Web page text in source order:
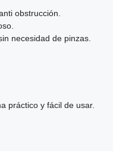
obstrucción.
necesidad de pinzas.
práctico y fácil de usar.